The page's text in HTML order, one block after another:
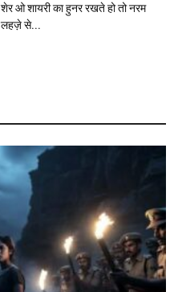
शेर ओ शायरी का हुनर रखते हो तो नरम
लहज़े से...